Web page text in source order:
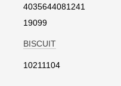
4035644081241
19099
BISCUIT
10211104